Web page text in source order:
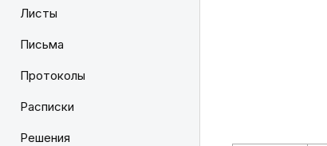
Листы
Письма
Протоколы
Расписки
Решения